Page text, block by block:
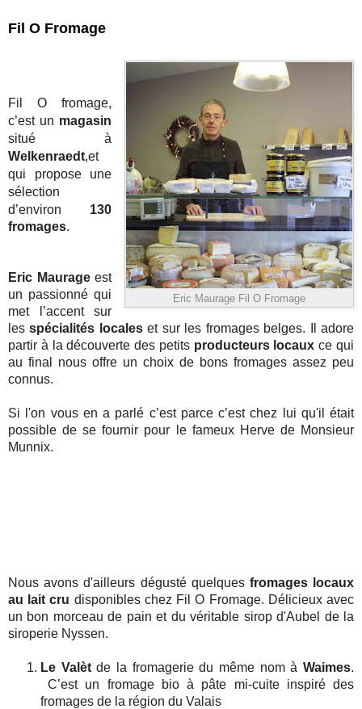
Fil O Fromage
Eric Maurage Fil O Fromage
Fil O fromage,
c’est un magasin
Welkenraedt,et
qui propose une
d’environ 130
fromages.
Eric Maurage est
un passionné qui
met l’accent sur
les spécialités locales et sur les fromages belges. Il adore
partir à la découverte des petits producteurs locaux ce qui
au final nous offre un choix de bons fromages assez peu
connus.
Si l'on vous en a parlé c’est parce c’est chez lui qu'il était
possible de se fournir pour le fameux Herve de Monsieur
Munnix.
Nous avons d'ailleurs dégusté quelques fromages locaux
au lait cru disponibles chez Fil O Fromage. Délicieux avec
un bon morceau de pain et du véritable sirop d'Aubel de la
siroperie Nyssen.
Le Valèt de la fromagerie du même nom à Waimes.
C’est un fromage bio à pâte mi-cuite inspiré des
fromages de la région du Valais